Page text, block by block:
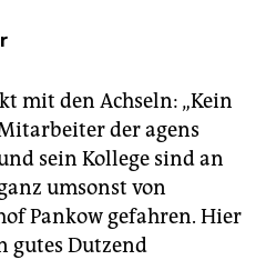
mit den Achseln: „Kein
der agens
sein Kollege sind an
umsonst von
Pankow gefahren. Hier
gutes Dutzend